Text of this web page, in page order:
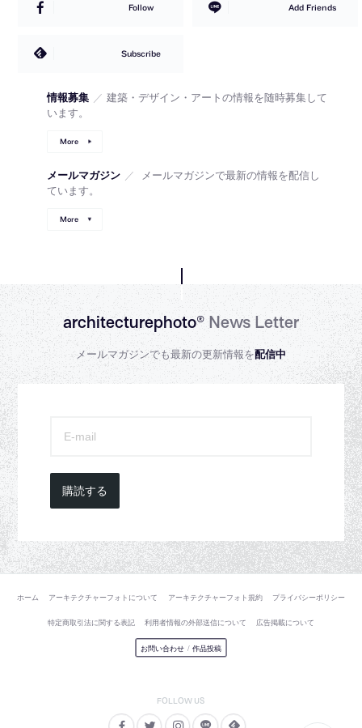
Follow Add Friends
Subscribe
情報募集 ／ 建築・デザイン・アートの情報を随時募集して
います。
More
メールマガジン ／
メールマガジンで最新の情報を配信し
ています。
More
architecturephoto®News Letter
メールマガジンでも最新の更新情報を配信中
購読する
ホーム アーキテクチャーフォトについて アーキテクチャーフォト規約 プライバシーポリシー
特定商取引法に関する表記 利用者情報の外部送信について 広告掲載について
お問い合わせ / 作品投稿